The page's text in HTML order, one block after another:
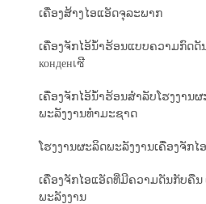
ເຄື່ອງສ້າງໄອແອັດຈຸລະພາກ
ເຄື່ອງຈັກໄອ້ນ້ຳຮ້ອນແບບຄວາມກົດດັ
конденเซີ
ເຄື່ອງຈັກໄອ້ນ້ຳຮ້ອນສຳລັບໂຮງງານ
ພະລັງງານທຳມະຊາດ
ໂຮງງານຜະລິດພະລັງງານເຄື່ອງຈັກໄ
ເຄື່ອງຈັກໄອແອັດທີ່ມີຄວາມດັນກັບຄືນ
ພະລັງງານ